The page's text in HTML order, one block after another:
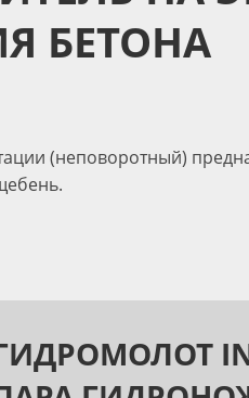
БЕТОНА
(неповоротный)